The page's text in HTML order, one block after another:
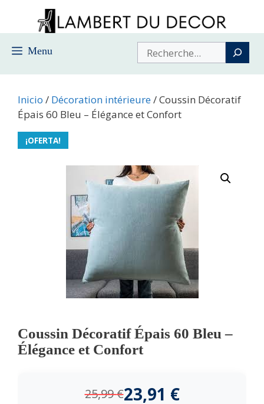
contenido
Menu Buscar
Inicio / Décoration intérieure/ Coussin Décoratif
Épais 60 Bleu – Élégance et Confort
¡OFERTA!
Coussin Décoratif Épais 60 Bleu –
Élégance et Confort
25,99€23,91 €